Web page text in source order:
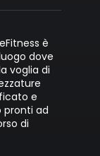
è
dove
voglia di
e
pronti ad
di